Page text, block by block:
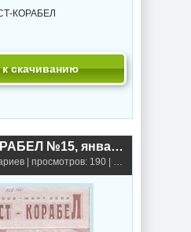
КОРАБЕЛ
скачиванию
МОДЕЛИСТ-КОРАБЕЛ №15, январь-март 2002
| просмотров: 190 | Книги, альбомы,